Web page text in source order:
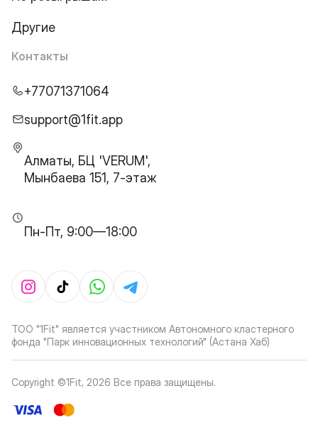
Другие
Контакты
+77071371064
support@1fit.app
Алматы, БЦ 'VERUM',
Мынбаева 151, 7-этаж
Пн-Пт, 9:00—18:00
ТОО "1Fit" является участником Автономного кластерного
фонда "Парк инновационных технологий" (Астана Хаб)
Copyright ©1Fit, 2026 Все права защищены.